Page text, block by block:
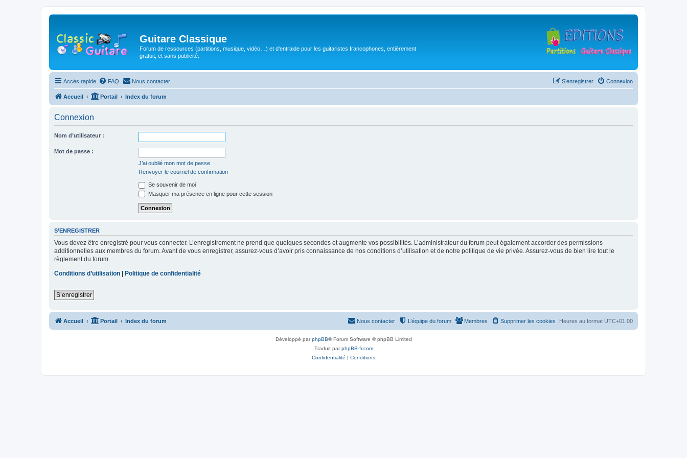
Guitare Classique
Forum de ressources (partitions, musique, vidéo…) et d'entraide pour les guitaristes francophones, entièrement
gratuit, et sans publicité.
Accès rapide FAQ Nous contacter Connexion
S’enregistrer
Accueil Portail Index du forum
Connexion
Nom d’utilisateur :
Mot de passe :
J’ai oublié mon mot de passe
Renvoyer le courriel de confirmation
Se souvenir de moi
Masquer ma présence en ligne pour cette session
S’ENREGISTRER
Vous devez être enregistré pour vous connecter. L’enregistrement ne prend que quelques secondes et augmente vos possibilités. L’administrateur du forum peut également accorder des permissions
additionnelles aux membres du forum. Avant de vous enregistrer, assurez-vous d’avoir pris connaissance de nos conditions d’utilisation et de notre politique de vie privée. Assurez-vous de bien lire tout le
règlement du forum.
Conditions d’utilisation | Politique de confidentialité
S’enregistrer
Accueil Portail Index du forum Heures au format UTC+01:00
Supprimer les cookies
Membres
L’équipe du forum
Nous contacter
Développé parphpBB® Forum Software © phpBB Limited
Traduit parphpBB-fr.com
Confidentialité | Conditions